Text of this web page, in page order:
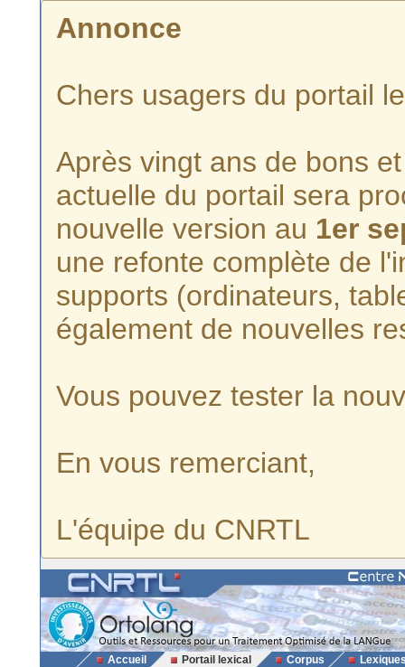
Annonce
Chers usagers du portail
Après vingt ans de bons
actuelle du portail sera
nouvelle version au 1er
une refonte complète de
supports (ordinateurs,
également de nouvelles
Vous pouvez tester la
En vous remerciant,
L'équipe du CNRTL
Accueil Portail lexical Corpus